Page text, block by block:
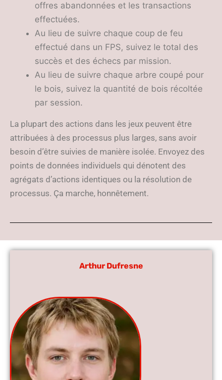
offres abandonnées et les transactions
effectuées.
Au lieu de suivre chaque coup de feu
effectué dans un FPS, suivez le total des
succès et des échecs par mission.
Au lieu de suivre chaque arbre coupé pour
le bois, suivez la quantité de bois récoltée
par session.
La plupart des actions dans les jeux peuvent être
attribuées à des processus plus larges, sans avoir
besoin d’être suivies de manière isolée. Envoyez des
points de données individuels qui dénotent des
agrégats d’actions identiques ou la résolution de
processus. Ça marche, honnêtement.
Arthur Dufresne